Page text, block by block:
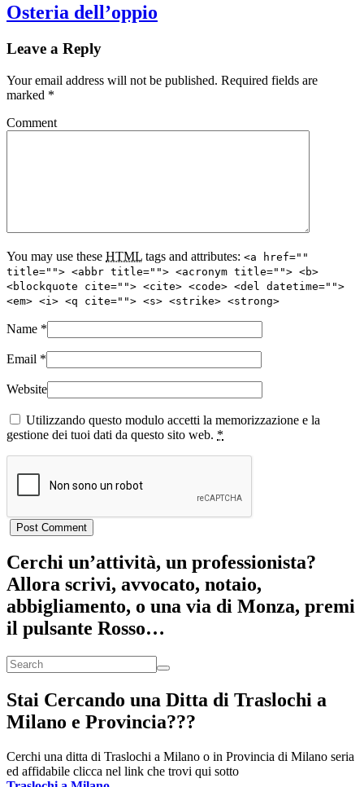
Osteria dell’oppio
Leave a Reply
Your email address will not be published. Required fields are
marked *
Comment
You may use these HTML tags and attributes: <a href=""
title=""> <abbr title=""> <acronym title=""> <b>
<blockquote cite=""> <cite> <code> <del datetime="">
<em> <i> <q cite=""> <s> <strike> <strong>
Name *
Email *
Website
Utilizzando questo modulo accetti la memorizzazione e la
gestione dei tuoi dati da questo sito web. *
Cerchi un’attività, un professionista?
Allora scrivi, avvocato, notaio,
abbigliamento, o una via di Monza, premi
il pulsante Rosso…
Stai Cercando una Ditta di Traslochi a
Milano e Provincia???
Cerchi una ditta di Traslochi a Milano o in Provincia di Milano seria
ed affidabile clicca nel link che trovi qui sotto